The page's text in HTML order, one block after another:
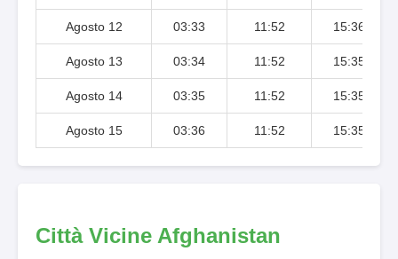
Agosto 12 03:33 11:52 15:36
Agosto 13 03:34 11:52 15:35
Agosto 14 03:35 11:52 15:35
Agosto 15 03:36 11:52 15:35
Città Vicine Afghanistan